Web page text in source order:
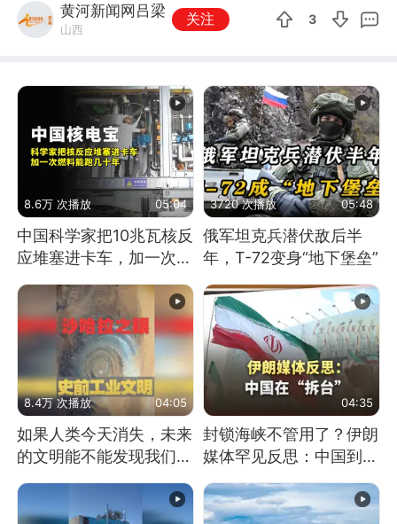
黄河新闻网吕梁
山西
关注 3
8.6万 次播放 05:04
中国科学家把10兆瓦核反
应堆塞进卡车，加一次燃
料能跑几十年
3720 次播放 05:48
俄军坦克兵潜伏敌后半
年，T-72变身“地下堡垒”
8.4万 次播放 04:05
如果人类今天消失，未来
的文明能不能发现我们存
04:35
封锁海峡不管用了？伊朗
媒体罕见反思：中国到底